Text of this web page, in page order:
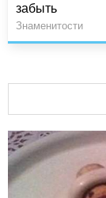
забыть
Знаменитости